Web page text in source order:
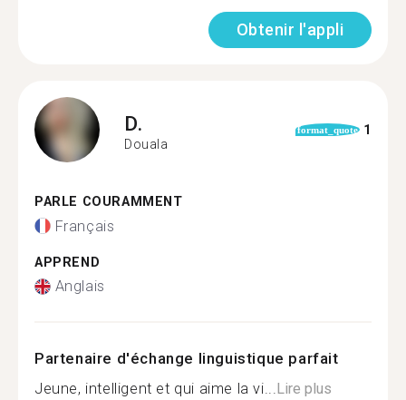
Obtenir l'appli
D.
Douala
format_quote 1
PARLE COURAMMENT
Français
APPREND
Anglais
Partenaire d'échange linguistique parfait
Jeune, intelligent et qui aime la vi...Lire plus